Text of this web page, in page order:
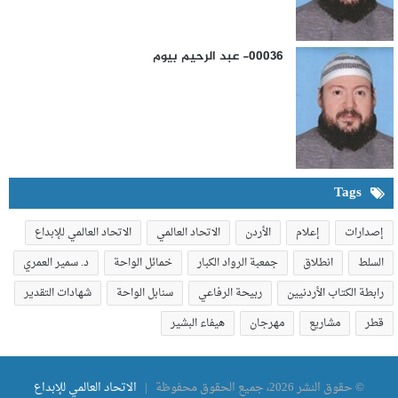
00036- عبد الرحيم بيوم
Tags
إصدارات إعلام الأردن الاتحاد العالمي
الاتحاد العالمي للإبداع
السلط
انطلاق جمعبة الرواد الكبار خمائل الواحة
د. سمير العمري
رابطة الكتاب الأردنيين
ربيحة الرفاعي سنابل الواحة
شهادات التقدير
قطر
مشاريع مهرجان هيفاء البشير
© حقوق النشر 2026، جميع الحقوق محفوظة | الاتحاد العالمي للإبداع